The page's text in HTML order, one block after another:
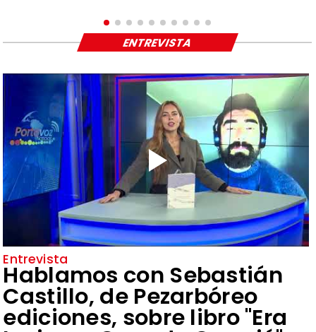
Entrevista
Hablamos con Sebastián
Castillo, de Pezarbóreo
ediciones, sobre libro "Era
ENTREVISTA